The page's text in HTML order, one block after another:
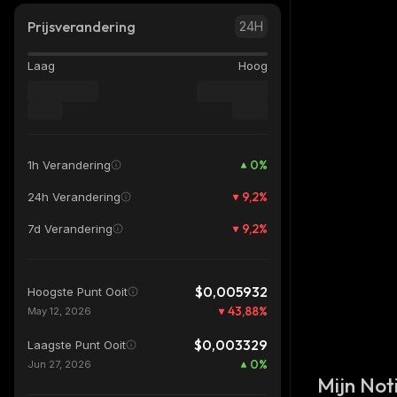
Prijsverandering 24H
Laag Hoog
1h Verandering 0%
24h Verandering 9,2%
7d Verandering 9,2%
Hoogste Punt Ooit $0,005932
May 12, 2026 43,88%
Laagste Punt Ooit $0,003329
Jun 27, 2026 0%
Mijn